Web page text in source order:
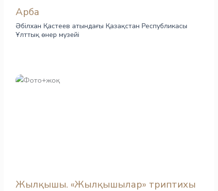
Арба
Әбілхан Қастеев атындағы Қазақстан Республикасы
Ұлттық өнер музейі
Жылқышы. «Жылқышылар» триптихы